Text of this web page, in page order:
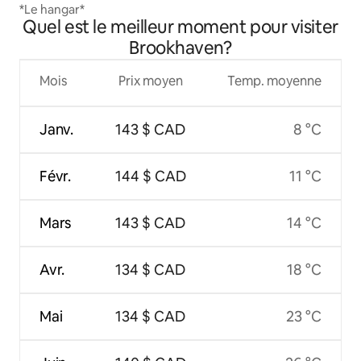
*Le hangar*
Quel est le meilleur moment pour visiter
Brookhaven?
Mois
Janv.
Févr.
Mars
Avr.
Mai
Prix moyen
143 $ CAD
144 $ CAD
143 $ CAD
134 $ CAD
134 $ CAD
Temp. moyenne
8 °C
11 °C
14 °C
18 °C
23 °C